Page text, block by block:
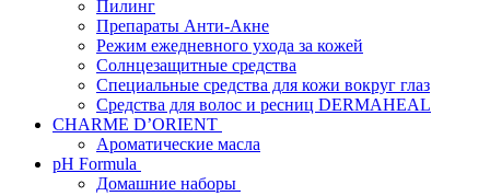
Пилинг
Препараты Анти-Акне
Режим ежедневного ухода за кожей
Солнцезащитные средства
Специальные средства для кожи вокруг глаз
Средства для волос и ресниц DERMAHEAL
CHARME D’ORIENT
Ароматические масла
pH Formula
Домашние наборы